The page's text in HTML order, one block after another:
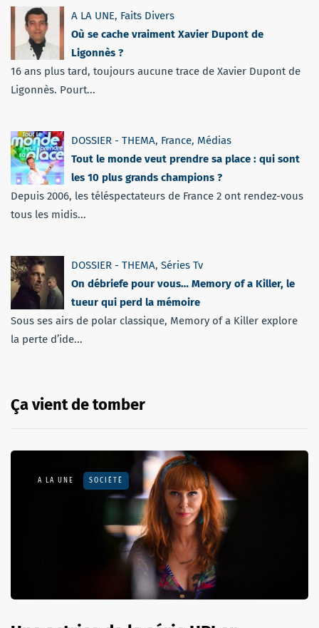
A LA UNE, Faits Divers
Où se cache vraiment Xavier Dupont de
Ligonnès ?
16 ans plus tard, toujours aucune trace de Xavier Dupont de
Ligonnès. Pourt...
DOSSIER - THEMA, France, Médias
Tout le monde veut prendre sa place : qui sont
les 10 plus grands champions ?
Depuis 2006, les téléspectateurs de France 2 ont rendez-vous
tous les midis...
DOSSIER - THEMA, Séries Tv
On débriefe pour vous… Memory of a Killer, le
tueur qui perd la mémoire
Sous ses airs de polar classique, Memory of a Killer explore
la perte d’ide...
Ça vient de tomber
A LA UNE SOCIÉTÉ